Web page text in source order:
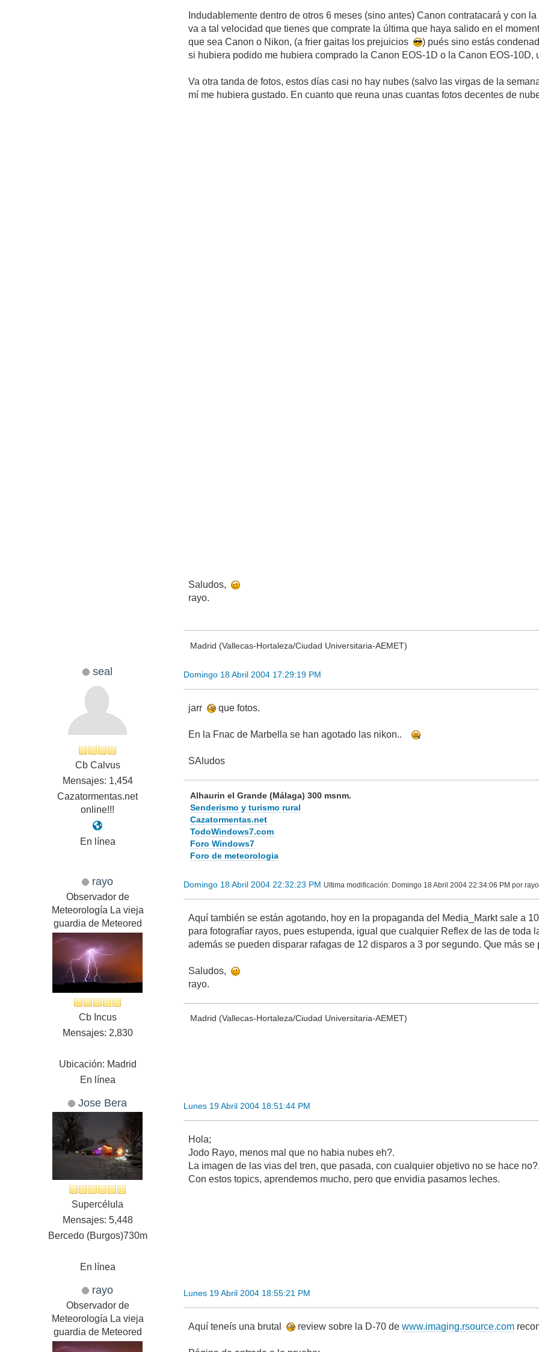
Indudablemente dentro de otros 6 meses (sino antes) Canon contratacará y con
va a tal velocidad que tienes que comprate la última que haya salido en el
que sea Canon o Nikon, (a frier gaitas los prejuicios
) pués sino estás
si hubiera podido me hubiera comprado la Canon EOS-1D o la Canon EOS-10D,
Va otra tanda de fotos, estos días casi no hay nubes (salvo las virgas de la
mí me hubiera gustado. En cuanto que reuna unas cuantas fotos decentes de
Saludos,
rayo.
Madrid (Vallecas-Hortaleza/Ciudad Universitaria-AEMET)
seal
Cb Calvus
Mensajes: 1,454
Cazatormentas.net
online!!!
En línea
Domingo 18 Abril 2004 17:29:19 PM
jarr que fotos.
En la Fnac de Marbella se han agotado las nikon..
SAludos
Alhaurin el Grande (Málaga) 300 msnm.
Senderismo y turismo rural
Cazatormentas.net
TodoWindows7.com
Foro Windows7
Foro de meteorologia
rayo
Observador de
Meteorología La vieja
guardia de Meteored
Cb Incus
Mensajes: 2,830
Ubicación: Madrid
En línea
Domingo 18 Abril 2004 22:32:23 PM Ultima modificación: Domingo 18 Abril 2004 22:34:06 PM por rayo
Aquí también se están agotando, hoy en la propaganda del Media_Markt sale a
para fotografíar rayos, pues estupenda, igual que cualquier Reflex de las de toda
además se pueden disparar rafagas de 12 disparos a 3 por segundo. Que más se
Saludos,
rayo.
Madrid (Vallecas-Hortaleza/Ciudad Universitaria-AEMET)
Jose Bera
Supercélula
Mensajes: 5,448
Bercedo (Burgos)730m
En línea
Lunes 19 Abril 2004 18:51:44 PM
Hola;
Jodo Rayo, menos mal que no habia nubes eh?.
La imagen de las vias del tren, que pasada, con cualquier objetivo no se hace
Con estos topics, aprendemos mucho, pero que envidia pasamos leches.
rayo
Observador de
Meteorología La vieja
guardia de Meteored
Lunes 19 Abril 2004 18:55:21 PM
Aquí teneís una brutal review sobre la D-70 dewww.imaging.rsource.com